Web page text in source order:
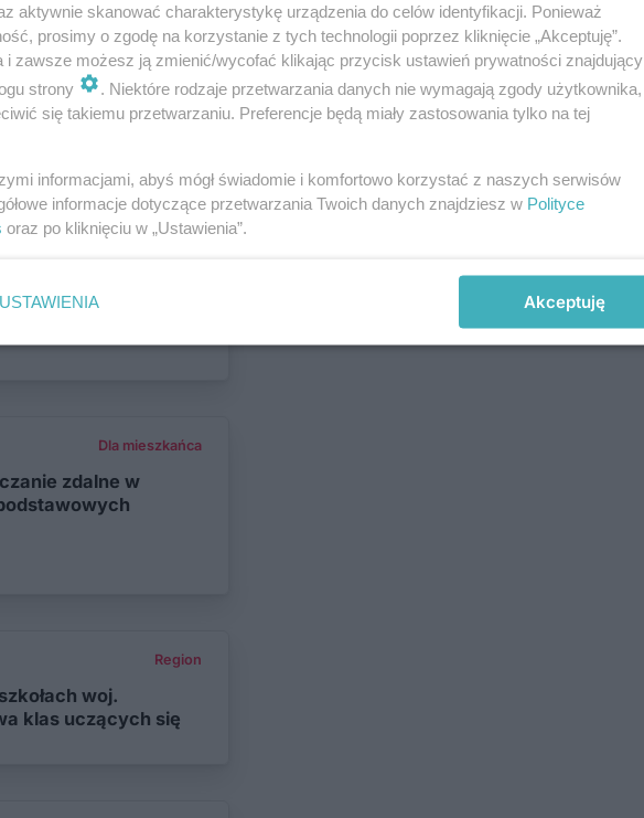
Polska i świat
klasy
Region
Nauka zdalna w
Dla mieszkańca
zdalne w
Region
woj.
klas uczących się
aktywnie skanować charakterystykę urządzenia do celów identyfikacji. Ponieważ
prosimy o zgodę na korzystanie z tych technologii poprzez kliknięcie „Akceptuję”.
i zawsze możesz ją zmienić/wycofać klikając przycisk ustawień prywatności znajdujący
strony
. Niektóre rodzaje przetwarzania danych nie wymagają zgody użytkownika,
się takiemu przetwarzaniu. Preferencje będą miały zastosowania tylko na tej
informacjami, abyś mógł świadomie i komfortowo korzystać z naszych serwisów
informacje dotyczące przetwarzania Twoich danych znajdziesz w Polityce
oraz po kliknięciu w „Ustawienia”.
USTAWIENIA Akceptuję